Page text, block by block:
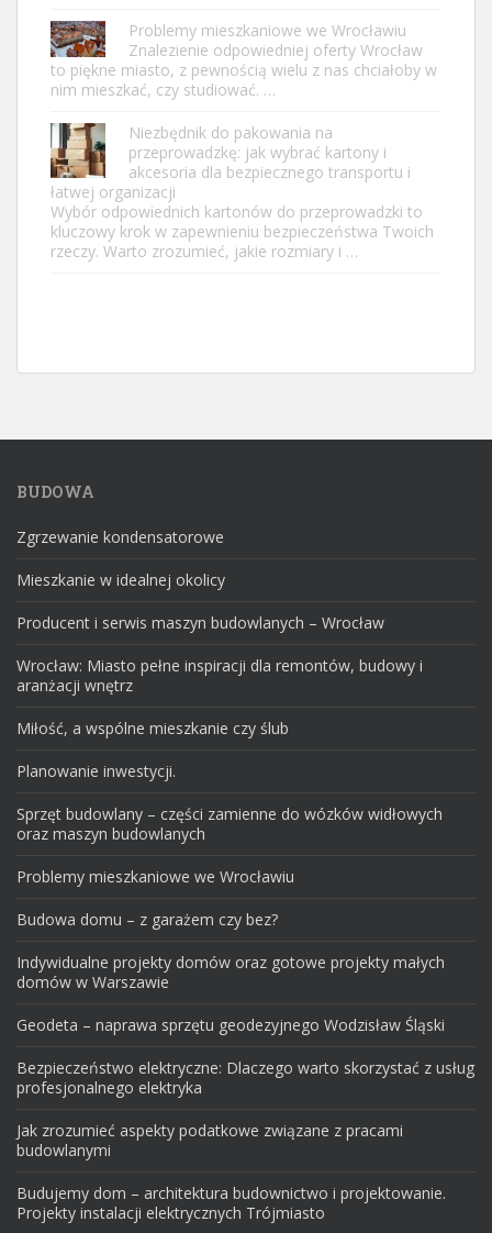
Problemy mieszkaniowe we Wrocławiu
Znalezienie odpowiedniej oferty Wrocław
to piękne miasto, z pewnością wielu z nas chciałoby w
nim mieszkać, czy studiować. …
Niezbędnik do pakowania na
przeprowadzkę: jak wybrać kartony i
akcesoria dla bezpiecznego transportu i
łatwej organizacji
Wybór odpowiednich kartonów do przeprowadzki to
kluczowy krok w zapewnieniu bezpieczeństwa Twoich
rzeczy. Warto zrozumieć, jakie rozmiary i …
BUDOWA
Zgrzewanie kondensatorowe
Mieszkanie w idealnej okolicy
Producent i serwis maszyn budowlanych – Wrocław
Wrocław: Miasto pełne inspiracji dla remontów, budowy i
aranżacji wnętrz
Miłość, a wspólne mieszkanie czy ślub
Planowanie inwestycji.
Sprzęt budowlany – części zamienne do wózków widłowych
oraz maszyn budowlanych
Problemy mieszkaniowe we Wrocławiu
Budowa domu – z garażem czy bez?
Indywidualne projekty domów oraz gotowe projekty małych
domów w Warszawie
Geodeta – naprawa sprzętu geodezyjnego Wodzisław Śląski
Bezpieczeństwo elektryczne: Dlaczego warto skorzystać z usług
profesjonalnego elektryka
Jak zrozumieć aspekty podatkowe związane z pracami
budowlanymi
Budujemy dom – architektura budownictwo i projektowanie.
Projekty instalacji elektrycznych Trójmiasto